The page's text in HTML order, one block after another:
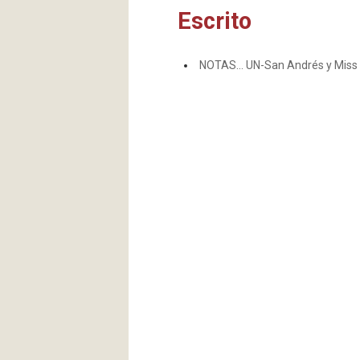
Escrito
NOTAS… UN-San Andrés y